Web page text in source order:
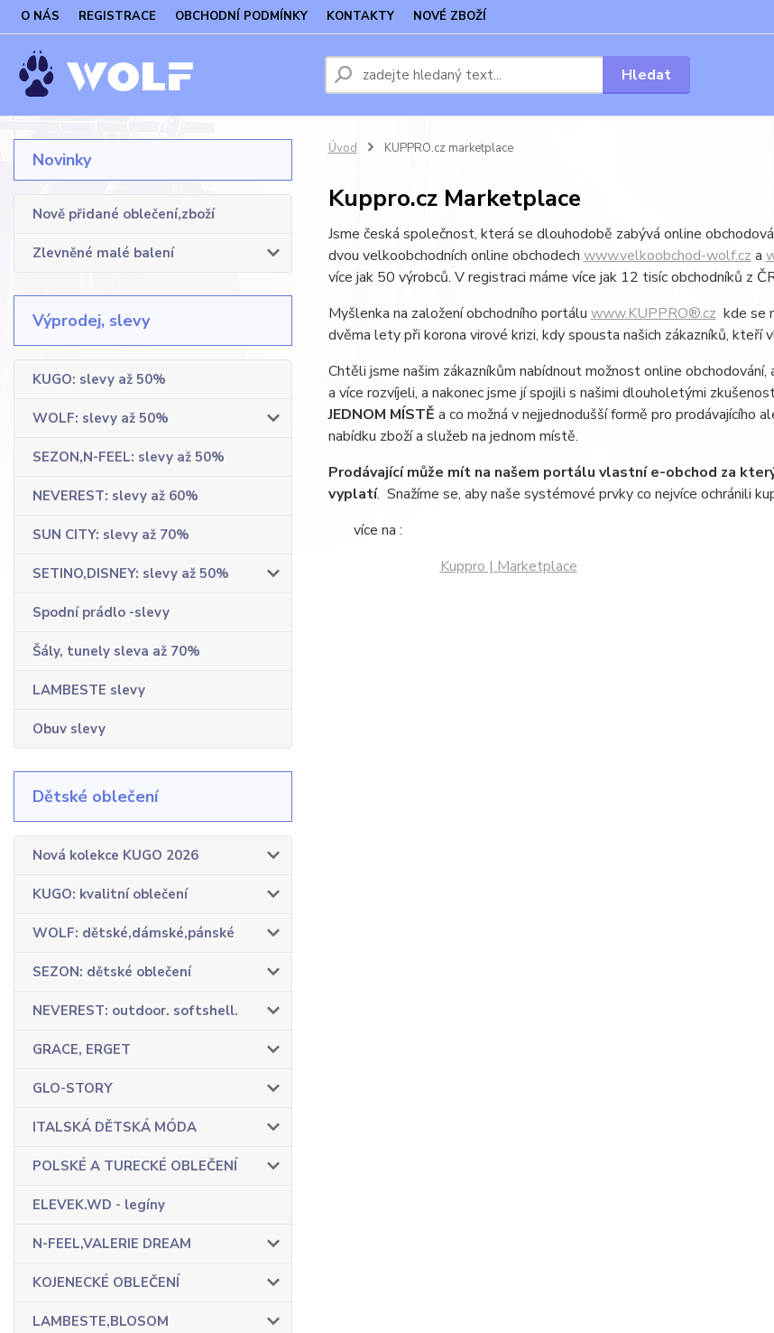
O NÁS REGISTRACE OBCHODNÍ PODMÍNKY KONTAKTY NOVÉ ZBOŽÍ
Hledat
Novinky
Nově přidané oblečení,zboží
Zlevněné malé balení
Výprodej, slevy
KUGO: slevy až 50%
WOLF: slevy až 50%
SEZON,N-FEEL: slevy až 50%
NEVEREST: slevy až 60%
SUN CITY: slevy až 70%
SETINO,DISNEY: slevy až 50%
Spodní prádlo -slevy
Šály, tunely sleva až 70%
LAMBESTE slevy
Obuv slevy
Dětské oblečení
Nová kolekce KUGO 2026
KUGO: kvalitní oblečení
WOLF: dětské,dámské,pánské
SEZON: dětské oblečení
NEVEREST: outdoor. softshell.
GRACE, ERGET
GLO-STORY
ITALSKÁ DĚTSKÁ MÓDA
POLSKÉ A TURECKÉ OBLEČENÍ
ELEVEK.WD - legíny
N-FEEL,VALERIE DREAM
KOJENECKÉ OBLEČENÍ
LAMBESTE,BLOSOM
Úvod KUPPRO.cz marketplace
Kuppro.cz Marketplace
Jsme česká společnost, která se dlouhodobě zabývá online
dvou velkoobchodních online obchodech www.velkoobchod-wolf.cz a
více jak 50 výrobců. V registraci máme více jak 12 tisíc obchodníků z
Myšlenka na založení obchodního portálu www.KUPPRO®.cz kde se
dvěma lety při korona virové krizi, kdy spousta našich zákazníků, kteří
Chtěli jsme našim zákazníkům nabídnout možnost online
a více rozvíjeli, a nakonec jsme jí spojili s našimi dlouholetými
JEDNOM MÍSTĚ a co možná v nejjednodušší formě pro prodávajícího
nabídku zboží a služeb na jednom místě.
Prodávající může mít na našem portálu vlastní e-obchod za
vyplatí. Snažíme se, aby naše systémové prvky co nejvíce ochránili
více na :
Kuppro | Marketplace